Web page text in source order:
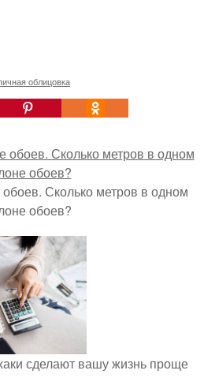
облицовка
Сколько метров в одном
обоев?
сделают вашу жизнь проще